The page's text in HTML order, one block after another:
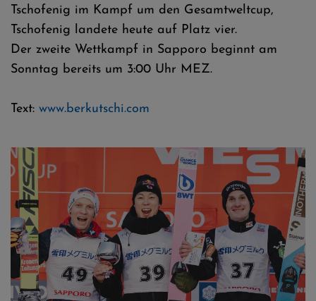
Tschofenig im Kampf um den Gesamtweltcup,
Tschofenig landete heute auf Platz vier.
Der zweite Wettkampf in Sapporo beginnt am
Sonntag bereits um 3:00 Uhr MEZ.
Text: www.berkutschi.com
Das Podium in Sapporo - Ryoyu Kobayashi siegt vor Jan Hörl und
Domen Prevc - Fotos © Tadeusz Mieczynski